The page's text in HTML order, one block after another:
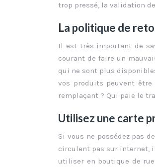
trop pressé, la validation
La politique de
Il est très important de
courant de faire un
qui ne sont plus
vos produits peuvent être
remplaçant ? Qui paie le
Utilisez une carte
Si vous ne possédez pas
circulent pas sur internet,
utiliser en boutique de